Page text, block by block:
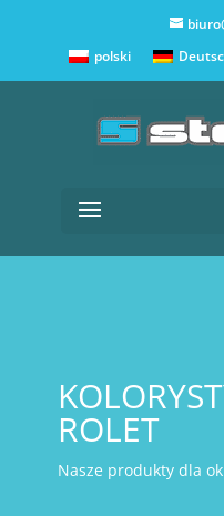
polski
ROLET
Nasze produkty dla